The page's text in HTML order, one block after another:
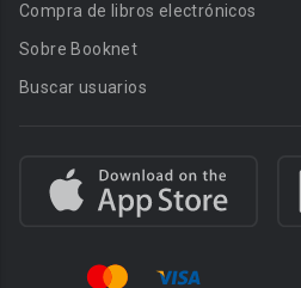
Compra de libros electrónicos
Sobre Booknet
Buscar usuarios